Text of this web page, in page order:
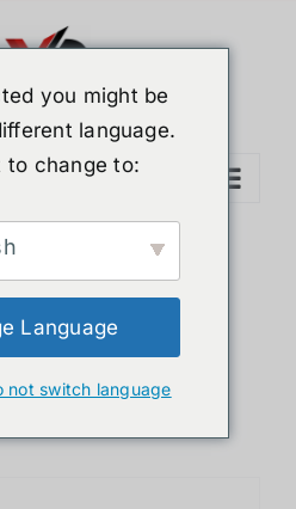
you might be
language.
to change to:
Language
not switch language